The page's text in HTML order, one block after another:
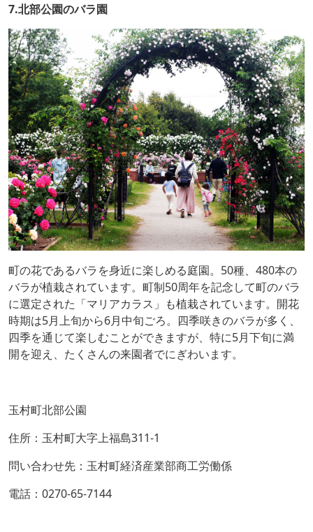
7.北部公園のバラ園
町の花であるバラを身近に楽しめる庭園。50種、480本の
バラが植栽されています。町制50周年を記念して町のバラ
に選定された「マリアカラス」も植栽されています。開花
時期は5月上旬から6月中旬ごろ。四季咲きのバラが多く、
四季を通じて楽しむことができますが、特に5月下旬に満
開を迎え、たくさんの来園者でにぎわいます。
玉村町北部公園
住所：玉村町大字上福島311-1
問い合わせ先：玉村町経済産業部商工労働係
電話：0270-65-7144